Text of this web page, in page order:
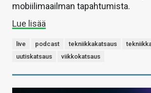
mobiilimaailman tapahtumista.
Lue lisää
live podcast tekniikkakatsaus
uutiskatsaus
viikkokatsaus